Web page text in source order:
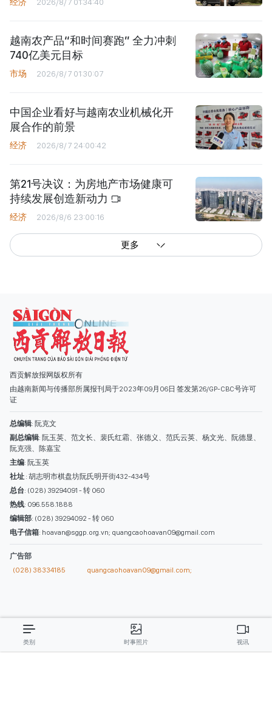
越南农产品“和时间赛跑” 全力冲刺
740亿美元目标
市场 2026/8/7 01:30:07
中国企业看好与越南农业机械化开
展合作的前景
经济 2026/8/7 24:00:42
第21号决议：为房地产市场健康可
持续发展创造新动力
经济 2026/8/6 23:00:16
更多
西贡解放报网版权所有
由越南新闻与传播部所属报刊局于2023年09月06日 签发第26/GP-CBC号许可
证
总编辑
副总编辑: 阮玉英、范文长、裴氏红霜、张德义、范氏云英、杨文光、阮德显、
总台: (028) 39294091 - 转 060
热线: 096.558.1888
编辑部: (028) 39294092 - 转 060